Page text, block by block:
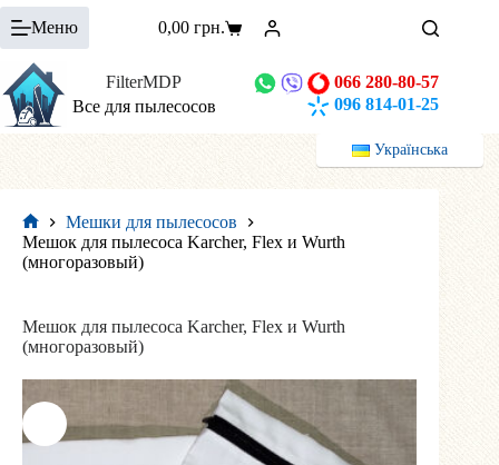
Перейти
сути
Меню Корзина
0,00грн.
FilterMDP
Все для пылесосов
066 280-80-57
096 814-01-25
Українська
Главная
Мешки для пылесосов
Мешок для пылесоса Karcher, Flex и Wurth
(многоразовый)
Мешок для пылесоса Karcher, Flex и Wurth
(многоразовый)